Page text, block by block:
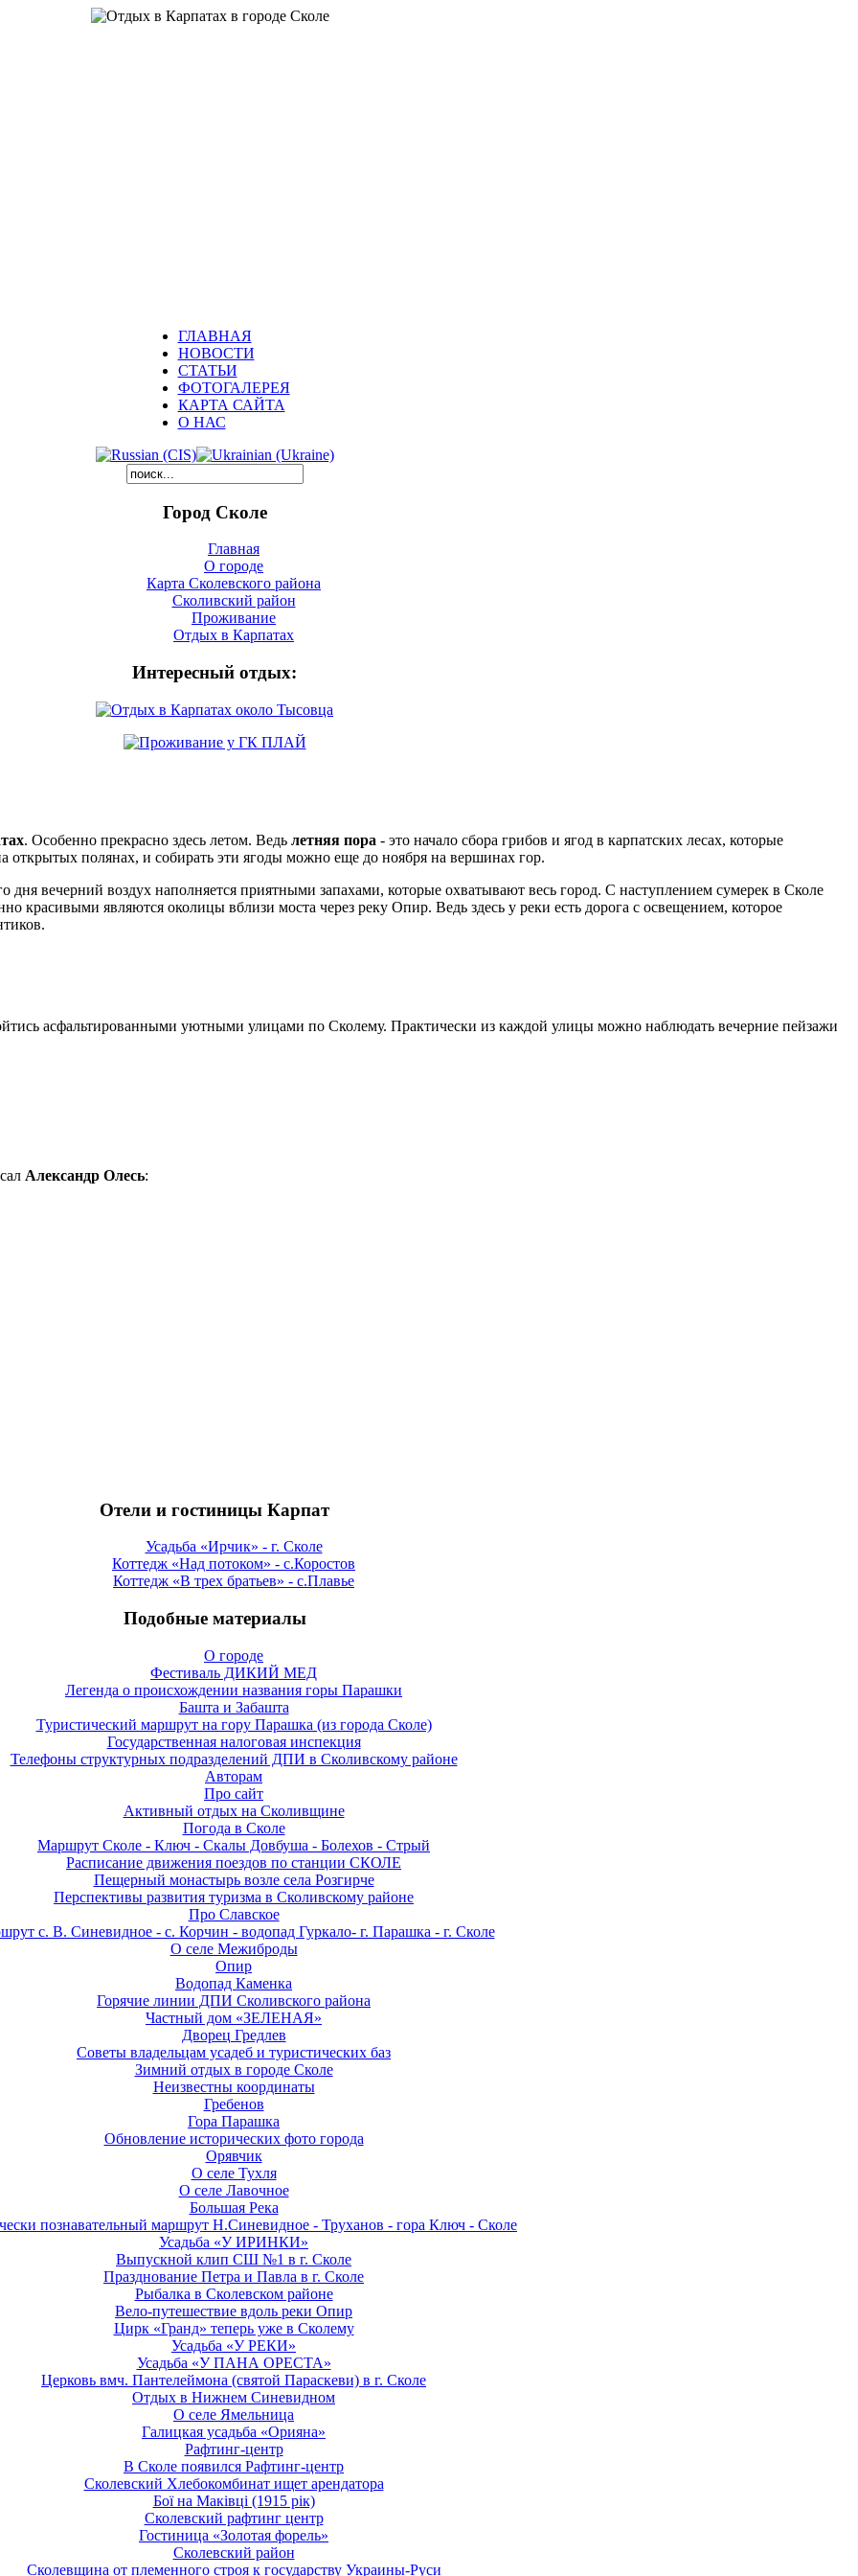
ГЛАВНАЯ
НОВОСТИ
СТАТЬИ
ФОТОГАЛЕРЕЯ
КАРТА САЙТА
О НАС
Город Сколе
Главная
О городе
Карта Сколевского района
Сколивский район
Проживание
Отдых в Карпатах
Интересный отдых:
. Особенно прекрасно здесь летом. Ведь летняя пора - это начало сбора грибов и ягод в карпатских лесах, которые
открытых полянах, и собирать эти ягоды можно еще до ноября на вершинах гор.
дня вечерний воздух наполняется приятными запахами, которые охватывают весь город. С наступлением сумерек в Сколе
красивыми являются околицы вблизи моста через реку Опир. Ведь здесь у реки есть дорога с освещением, которое
асфальтированными уютными улицами по Сколему. Практически из каждой улицы можно наблюдать вечерние пейзажи
Александр Олесь:
Отели и гостиницы Карпат
Усадьба «Ирчик» - г. Сколе
Коттедж «Над потоком» - с.Коростов
Коттедж «В трех братьев» - с.Плавье
Подобные материалы
О городе
Фестиваль ДИКИЙ МЕД
Легенда о происхождении названия горы Парашки
Башта и Забашта
Туристический маршрут на гору Парашка (из города Сколе)
Государственная налоговая инспекция
Телефоны структурных подразделений ДПИ в Сколивскому районе
Авторам
Про сайт
Активный отдых на Сколивщине
Погода в Сколе
Маршрут Сколе - Ключ - Скалы Довбуша - Болехов - Стрый
Расписание движения поездов по станции СКОЛЕ
Пещерный монастырь возле села Розгирче
Перспективы развития туризма в Сколивскому районе
Про Славское
с. В. Синевидное - с. Корчин - водопад Гуркало- г. Парашка - г. Сколе
О селе Межиброды
Опир
Водопад Каменка
Горячие линии ДПИ Сколивского района
Частный дом «ЗЕЛЕНАЯ»
Дворец Гредлев
Советы владельцам усадеб и туристических баз
Зимний отдых в городе Сколе
Неизвестны координаты
Гребенов
Гора Парашка
Обновление исторических фото города
Орявчик
О селе Тухля
О селе Лавочное
Большая Река
познавательный маршрут Н.Синевидное - Труханов - гора Ключ - Сколе
Усадьба «У ИРИНКИ»
Выпускной клип СШ №1 в г. Сколе
Празднование Петра и Павла в г. Сколе
Рыбалка в Сколевском районе
Вело-путешествие вдоль реки Опир
Цирк «Гранд» теперь уже в Сколему
Усадьба «У РЕКИ»
Усадьба «У ПАНА ОРЕСТА»
Церковь вмч. Пантелеймона (святой Параскеви) в г. Сколе
Отдых в Нижнем Синевидном
О селе Ямельница
Галицкая усадьба «Орияна»
Рафтинг-центр
В Сколе появился Рафтинг-центр
Сколевский Хлебокомбинат ищет арендатора
Бої на Маківці (1915 рік)
Сколевский рафтинг центр
Гостиница «Золотая форель»
Сколевский район
Сколевщина от племенного строя к государству Украины-Руси